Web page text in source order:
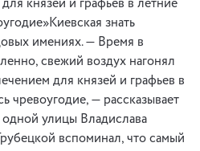
князей и графьев в летние
знать
имениях. — Время в
свежий воздух нагонял
для князей и графьев в
чревоугодие, — рассказывает
улицы Владислава
вспоминал, что самый